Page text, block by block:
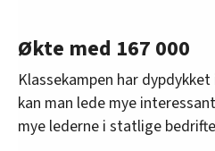
Økte med 167 000
Klassekampen har
kan man lede mye
mye lederne i statlige